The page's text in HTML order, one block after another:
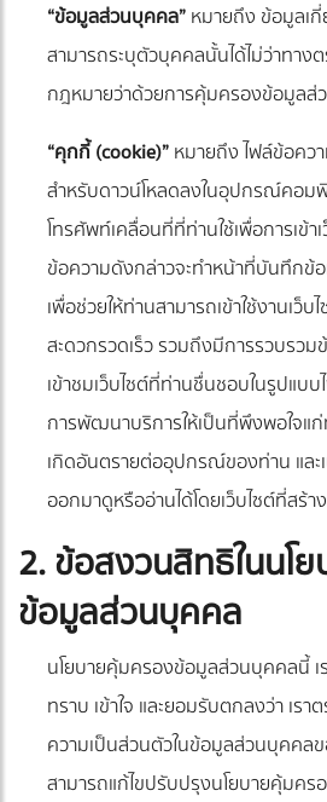
“ข้อมูลส่วนบุคคล”หมายถึง ข้อมูลเ
สามารถระบุตัวบุคคลนั้นได้ไม่ว่าทาง
กฎหมายว่าด้วยการคุ้มครองข้อมูลส่
“คุกกี้ (cookie)”หมายถึง ไฟล์ข้อควา
สำหรับดาวน์โหลดลงในอุปกรณ์คอม
โทรศัพท์เคลื่อนที่ที่ท่านใช้เพื่อการเข้า
ข้อความดังกล่าวจะทำหน้าที่บันทึกข้
เพื่อช่วยให้ท่านสามารถเข้าใช้งานเว็บ
สะดวกรวดเร็ว รวมถึงมีการรวบรว
เข้าชมเว็บไซต์ที่ท่านชื่นชอบในรูปแบ
การพัฒนาบริการให้เป็นที่พึงพอใจแก่
เกิดอันตรายต่ออุปกรณ์ของท่าน และ
ออกมาดูหรืออ่านได้โดยเว็บไซต์ที่สร้
2. ข้อสงวนสิทธิในนโ
ข้อมูลส่วนบุคคล
นโยบายคุ้มครองข้อมูลส่วนบุคคลนี้ เ
ทราบ เข้าใจ และยอมรับตกลงว่า เร
ความเป็นส่วนตัวในข้อมูลส่วนบุคคล
สามารถแก้ไขปรับปรุงนโยบายคุ้มค